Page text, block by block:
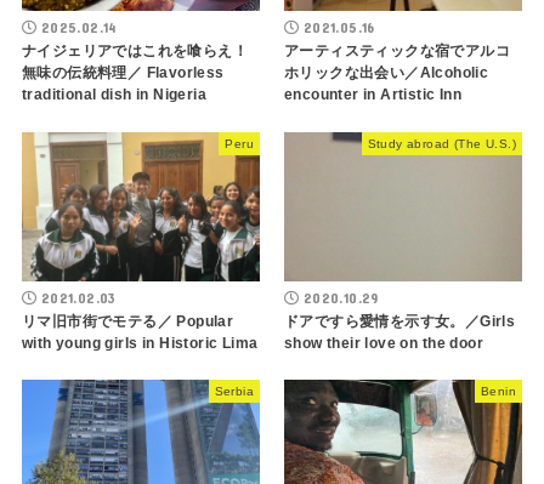
2025.02.14
ナイジェリアではこれを喰らえ！
無味の伝統料理／ Flavorless
traditional dish in Nigeria
2021.05.16
アーティスティックな宿でアルコ
ホリックな出会い／Alcoholic
encounter in Artistic Inn
Peru
2021.02.03
リマ旧市街でモテる／ Popular
with young girls in Historic Lima
Study abroad (The U.S.)
2020.10.29
ドアですら愛情を示す女。／Girls
show their love on the door
Serbia Benin